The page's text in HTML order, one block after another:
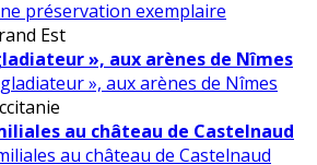
Est
», aux arènes de Nîmes
au château de Castelnaud